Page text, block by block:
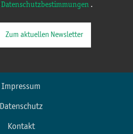
Datenschutzbestimmungen .
Zum aktuellen Newsletter
Impressum
Datenschutz
Kontakt